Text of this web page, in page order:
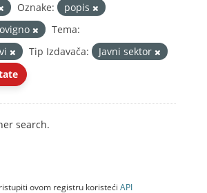
Oznake:
popis
Tema:
Tip Izdavača:
Javni sektor
search.
ovom registru koristeći API